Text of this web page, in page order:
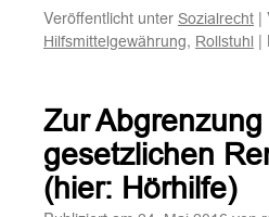
Veröffentlicht unter Sozialrecht |
Hilfsmittelgewährung, Rollstuhl |
Zur
gesetzlichen
(hier: Hörhilfe)